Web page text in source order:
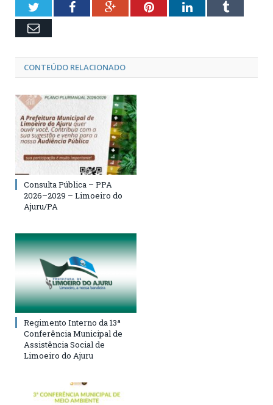
TwitterFacebookGoogle+PinterestLinkedInTumblr
Email
CONTEÚDO RELACIONADO
Consulta Pública – PPA
2026–2029 – Limoeiro do
Ajuru/PA
Regimento Interno da 13ª
Conferência Municipal de
Assistência Social de
Limoeiro do Ajuru